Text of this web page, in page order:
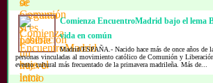
Comienza EncuentroMadrid bajo el lema
vida en común
Madrid/ESPAÑA.- Nacido hace más de once años de
personas vinculadas al movimiento católico de Comunión y
evento cultural más frecuentado de la primavera madrileña. Más de...